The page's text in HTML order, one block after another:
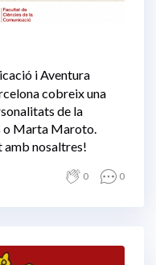
i Aventura
cobreix una
de la
o Marta Maroto.
amb nosaltres!
0 0